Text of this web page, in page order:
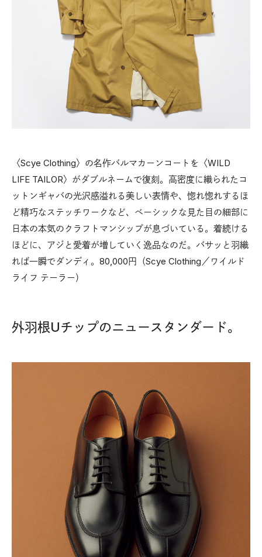
〈Scye Clothing〉の名作バルマカーンコートを〈WILD
LIFE TAILOR〉がダブルネームで復刻。高密度に織られたコ
ットンギャバの光沢感溢れる美しい表情や、惚れ惚れするほ
ど精巧なステッチワークなど、ベーシックな見た目の細部に
日本の本気のクラフトマンシップが息づいている。着続ける
ほどに、アジと愛着が増していく逸品なのだ。バサッと羽織
れば一瞬でダンディ。80,000円（Scye Clothing／ワイルド
ライフ テーラー）
外羽根Uチップのニュースタンダード。